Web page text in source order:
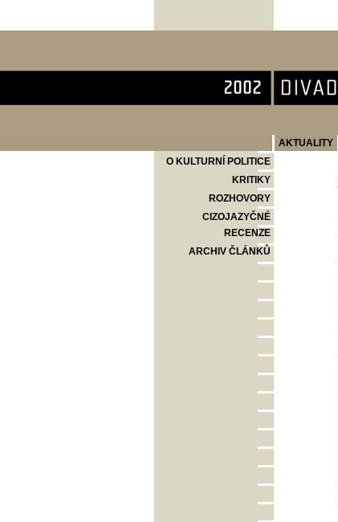
AKTUALITY
O KULTURNÍ POLITICE
KRITIKY
ROZHOVORY
CIZOJAZYČNÉ
RECENZE
ARCHIV ČLÁNKŮ